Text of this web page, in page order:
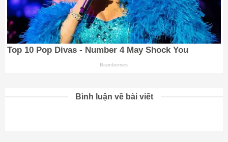
Bình luận về bài viết